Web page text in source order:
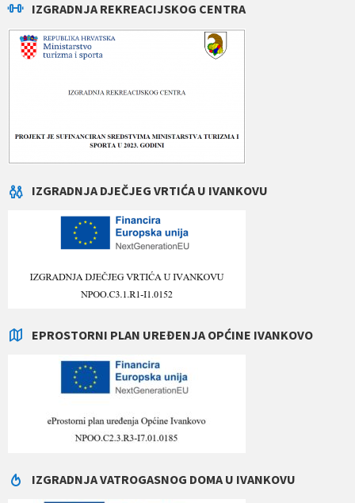
IZGRADNJA REKREACIJSKOG CENTRA
IZGRADNJA DJEČJEG VRTIĆA U IVANKOVU
EPROSTORNI PLAN UREĐENJA OPĆINE IVANKOVO
IZGRADNJA VATROGASNOG DOMA U IVANKOVU